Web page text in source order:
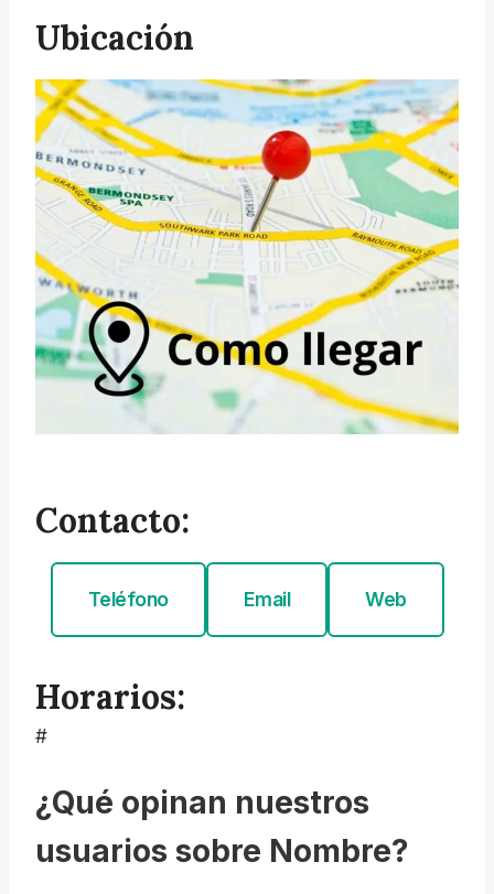
Ubicación
Contacto:
Teléfono Email Web
Horarios:
#
¿Qué opinan nuestros
usuarios sobre Nombre?